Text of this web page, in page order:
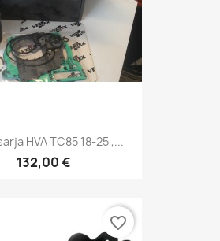
HVA TC85 18-25 ,...
132,00 €
favorite_border